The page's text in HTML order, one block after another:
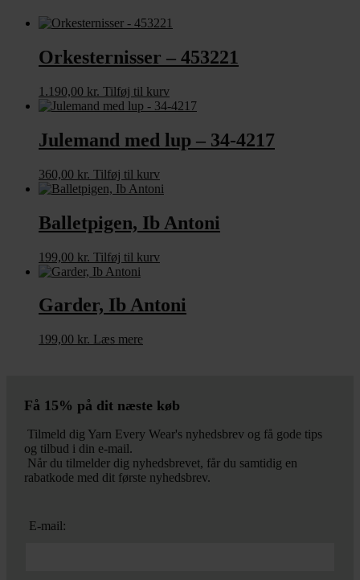
Orkesternisser – 453221
1.190,00 kr. Tilføj til kurv
Julemand med lup – 34-4217
360,00 kr. Tilføj til kurv
Balletpigen, Ib Antoni
199,00 kr. Tilføj til kurv
Garder, Ib Antoni
199,00 kr. Læs mere
Få 15% på dit næste køb
Tilmeld dig Yarn Every Wear's nyhedsbrev og få gode tips
og tilbud i din e-mail.
Når du tilmelder dig nyhedsbrevet, får du samtidig en
rabatkode med dit første nyhedsbrev.
E-mail: